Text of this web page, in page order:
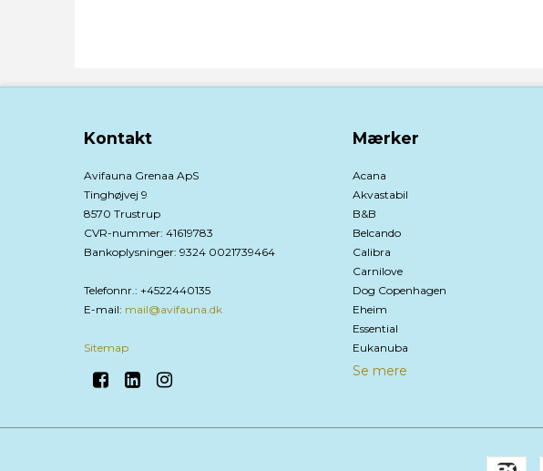
Kontakt
Avifauna Grenaa ApS
Tinghøjvej 9
8570 Trustrup
CVR-nummer: 41619783
Bankoplysninger: 9324 0021739464
Telefonnr. : +4522440135
E-mail: mail@avifauna.dk
Sitemap
Mærker
Acana
Akvastabil
B&B
Belcando
Calibra
Carnilove
Dog Copenhagen
Eheim
Essential
Eukanuba
Se mere